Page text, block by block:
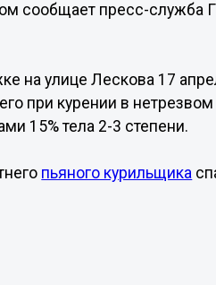
сообщает пресс-
на улице Лескова 17
при курении в
15% тела 2-3 степени.
пьяного курильщика